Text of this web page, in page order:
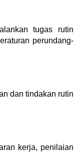
tugas rutin
perundang-
dan tindakan rutin
kerja, penilaian